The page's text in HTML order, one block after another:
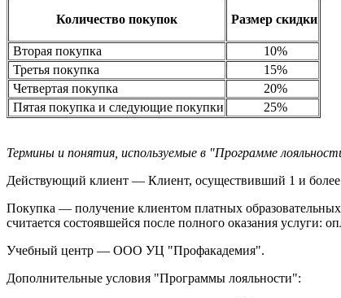
Количество покупок Размер скидки
Вторая покупка
10%
Третья покупка
15%
Четвертая покупка
20%
Пятая покупка и следующие покупки
25%
Термины и понятия, используемые в "Программе
Действующий клиент — Клиент, осуществивший 1 и
Покупка — получение клиентом платных
считается состоявшейся после полного оказания
Учебный центр — ООО УЦ "Профакадемия".
Дополнительные условия "Программы лояльности":